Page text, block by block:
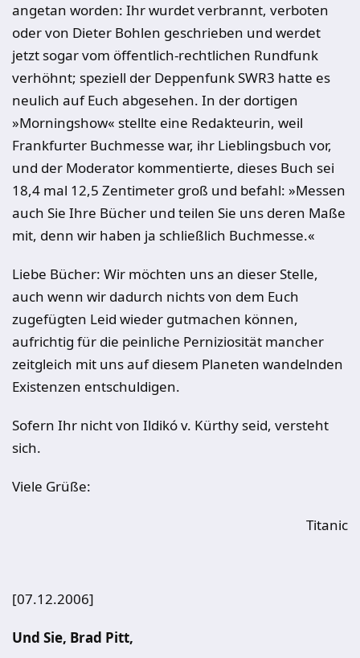
angetan worden: Ihr wurdet verbrannt, verboten
oder von Dieter Bohlen geschrieben und werdet
jetzt sogar vom öffentlich-rechtlichen Rundfunk
verhöhnt; speziell der Deppenfunk SWR3 hatte es
neulich auf Euch abgesehen. In der dortigen
»Morningshow« stellte eine Redakteurin, weil
Frankfurter Buchmesse war, ihr Lieblingsbuch vor,
und der Moderator kommentierte, dieses Buch sei
18,4 mal 12,5 Zentimeter groß und befahl: »Messen
auch Sie Ihre Bücher und teilen Sie uns deren Maße
mit, denn wir haben ja schließlich Buchmesse.«
Liebe Bücher: Wir möchten uns an dieser Stelle,
auch wenn wir dadurch nichts von dem Euch
zugefügten Leid wieder gutmachen können,
aufrichtig für die peinliche Perniziosität mancher
zeitgleich mit uns auf diesem Planeten wandelnden
Existenzen entschuldigen.
Sofern Ihr nicht von Ildikó v. Kürthy seid, versteht
sich.
Viele Grüße:
Titanic
[07.12.2006]
Und Sie, Brad Pitt,